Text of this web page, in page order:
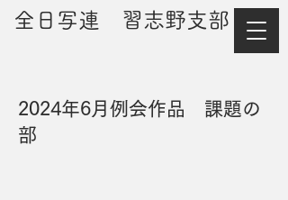
​全日写連 習志野支部
2024年6月例会作品 課題の
部